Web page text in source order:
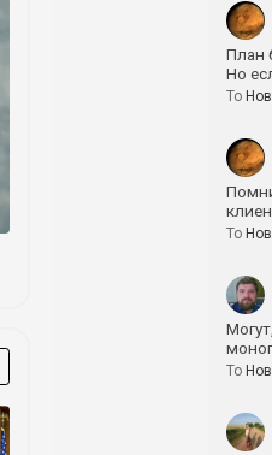
План
Но
To
To
To